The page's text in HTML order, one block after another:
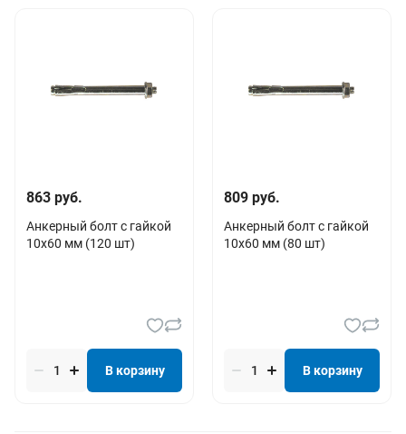
863 руб.
Анкерный болт с гайкой
10х60 мм (120 шт)
В корзину
809 руб.
Анкерный болт с гайкой
10х60 мм (80 шт)
В корзину